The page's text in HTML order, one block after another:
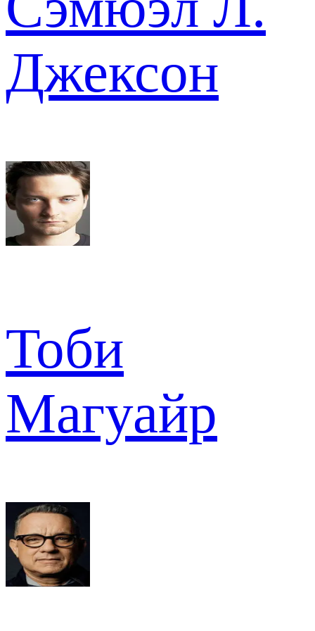
Джексон
Тоби
Магуайр